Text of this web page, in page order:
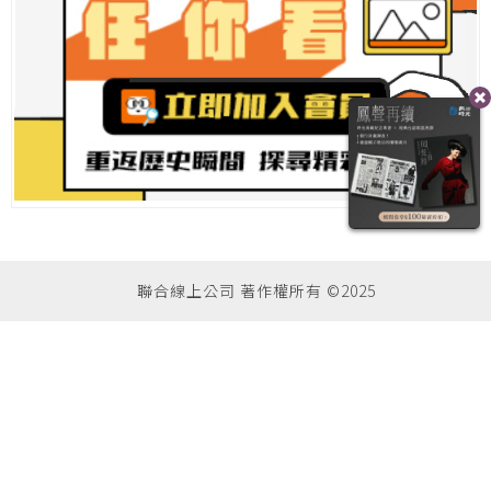
聯合線上公司 著作權所有 ©2025